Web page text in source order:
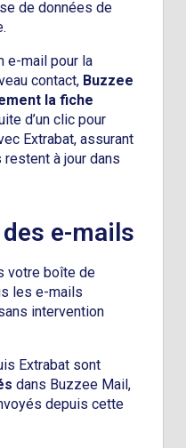
de données de
e-mail pour la
contact, Buzzee
la fiche
d’un clic pour
Extrabat, assurant
à jour dans
e-mails
votre boîte de
les e-mails
intervention
Extrabat sont
dans Buzzee Mail,
depuis cette